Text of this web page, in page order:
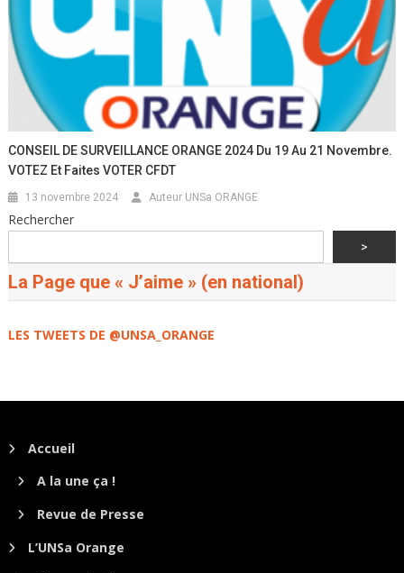
CONSEIL DE SURVEILLANCE ORANGE 2024 Du 19 Au 21 Novembre.
VOTEZ Et Faites VOTER CFDT
13 novembre 2024 Auteur UNSa ORANGE
Rechercher
>
La Page que « J’aime » (en national)
LES TWEETS DE @UNSA_ORANGE
Accueil
A la une ça !
Revue de Presse
L’UNSa Orange